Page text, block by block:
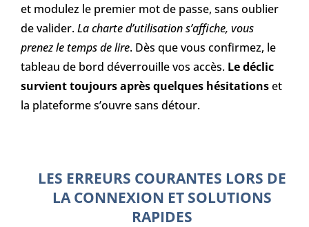
et modulez le premier mot de passe, sans oublier
de valider.La charte d’utilisation s’affiche, vous
prenez le temps de lire. Dès que vous confirmez, le
tableau de bord déverrouille vos accès. Le déclic
survient toujours après quelques hésitationset
la plateforme s’ouvre sans détour.
LES ERREURS COURANTES LORS DE
LA CONNEXION ET SOLUTIONS
RAPIDES